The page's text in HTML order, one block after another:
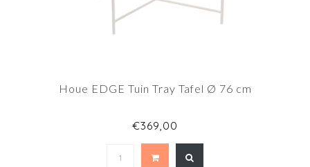
Houe EDGE Tuin Tray Tafel Ø 76 cm
€369,00